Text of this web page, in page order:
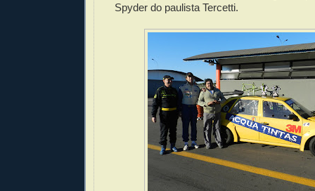
Spyder do paulista Tercetti.